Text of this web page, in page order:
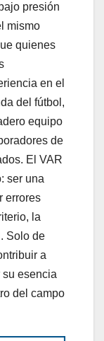
presión
mismo
quienes
en el
del fútbol,
equipo
de
El VAR
ser una
errores
la
Solo de
a
esencia
del campo